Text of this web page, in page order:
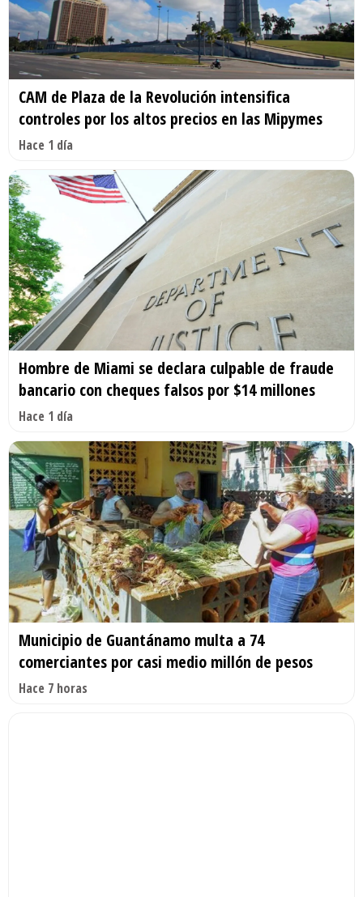
CAM de Plaza de la Revolución intensifica
controles por los altos precios en las Mipymes
Hace 1 día
Hombre de Miami se declara culpable de fraude
bancario con cheques falsos por $14 millones
Hace 1 día
Municipio de Guantánamo multa a 74
comerciantes por casi medio millón de pesos
Hace 7 horas